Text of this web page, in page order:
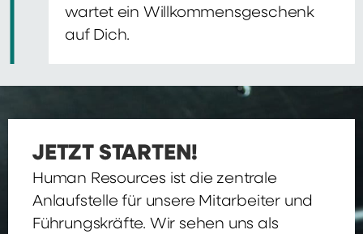
wartet ein Willkommensgeschenk
auf Dich.
JETZT STARTEN!
Human Resources ist die zentrale
Anlaufstelle für unsere Mitarbeiter und
Führungskräfte. Wir sehen uns als